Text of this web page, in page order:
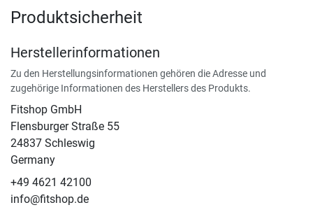
Produktsicherheit
Herstellerinformationen
Zu den Herstellungsinformationen gehören die Adresse und
zugehörige Informationen des Herstellers des Produkts.
Fitshop GmbH
Flensburger Straße 55
24837 Schleswig
Germany
+49 4621 42100
info@fitshop.de